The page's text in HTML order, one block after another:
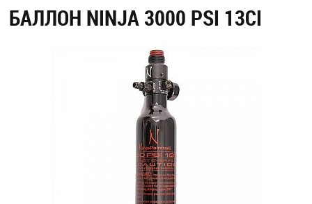
БАЛЛОН NINJA 3000 PSI 13CI